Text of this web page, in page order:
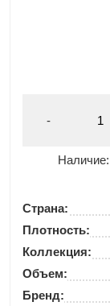
-
Наличие:
Страна:
Плотность:
Коллекция:
Объем:
Бренд: